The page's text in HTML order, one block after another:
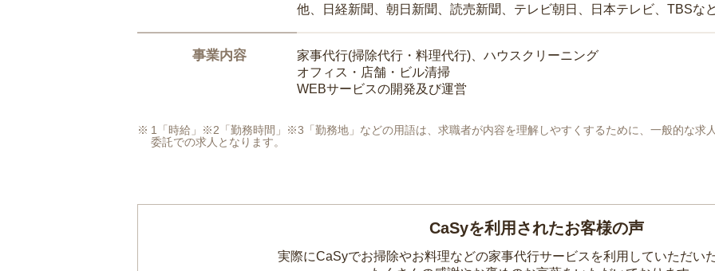
他、日経新聞、朝日新聞、読売新聞、テレビ朝日、日本テレビ、TBSな
事業内容
家事代行(掃除代行・料理代行)、ハウスクリーニング
オフィス・店舗・ビル清掃
WEBサービスの開発及び運営
1「時給」※2「勤務時間」※3「勤務地」などの用語は、求職者が内容を理解しやすくするために、一般的な求
委託での求人となります。
CaSyを利用されたお客様の声
実際にCaSyでお掃除やお料理などの家事代行サービスを利用していただい